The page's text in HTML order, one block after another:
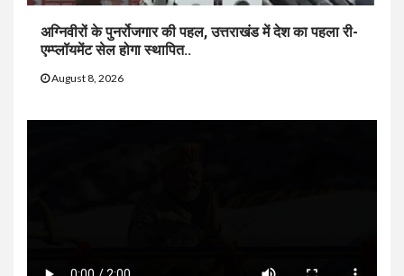
अग्निवीरों के पुनर्रोजगार की पहल, उत्तराखंड में देश का पहला री-
एम्प्लॉयमेंट सेल होगा स्थापित..
August 8, 2026